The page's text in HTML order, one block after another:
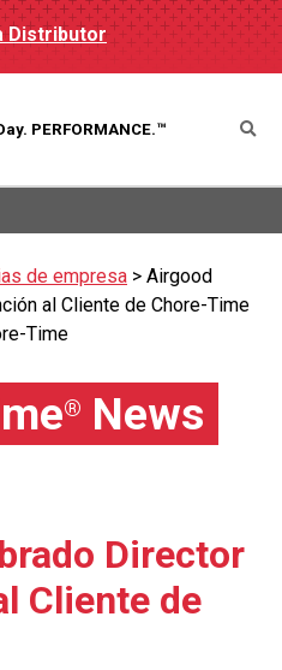
Distributor
PERFORMANCE.™
de empresa > Airgood
al Cliente de Chore-Time
Time
® News
Director
Cliente de